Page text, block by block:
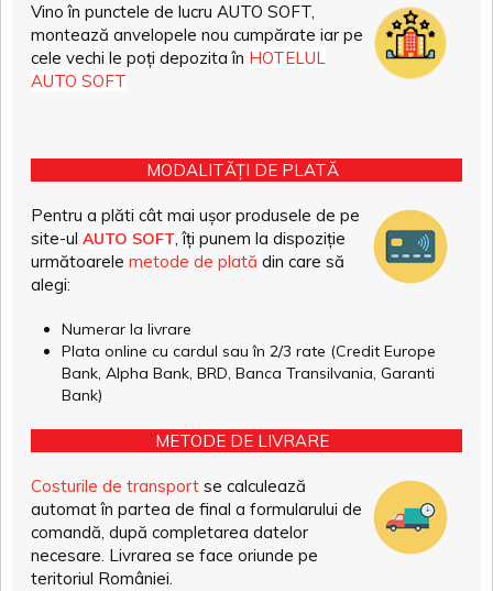
Vino în punctele de lucru AUTO SOFT,
montează anvelopele nou cumpărate iar pe
cele vechi le poți depozita în HOTELUL
AUTO SOFT
MODALITĂȚI DE PLATĂ
Pentru a plăti cât mai ușor produsele de pe
site-ul AUTO SOFT, îți punem la dispoziție
următoarele metode de plată din care să
alegi:
Numerar la livrare
Plata online cu cardul sau în 2/3 rate (Credit Europe
Bank, Alpha Bank, BRD, Banca Transilvania, Garanti
Bank)
METODE DE LIVRARE
Costurile de transport se calculează
automat în partea de final a formularului de
comandă, după completarea datelor
necesare. Livrarea se face oriunde pe
teritoriul României.